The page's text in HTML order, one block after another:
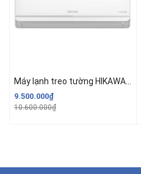
Máy lạnh treo tường HIKAWA 1 chiều 18200 BTU HI-VC20S/HO-VC20S
9.500.000₫
10.600.000₫